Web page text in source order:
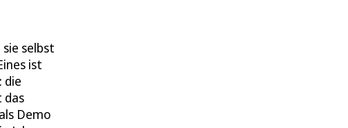
selbst
ist
die
das
Demo